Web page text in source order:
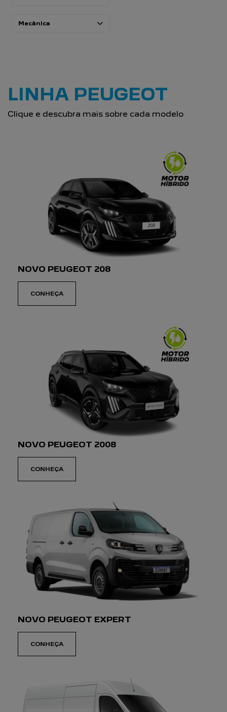
Mecânica
LINHA PEUGEOT
Clique e descubra mais sobre cada modelo
NOVO PEUGEOT 208
CONHEÇA
NOVO PEUGEOT 2008
CONHEÇA
NOVO PEUGEOT EXPERT
CONHEÇA